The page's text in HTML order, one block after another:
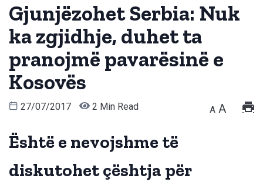
Gjunjëzohet Serbia: Nuk
ka zgjidhje, duhet ta
pranojmë pavarësinë e
Kosovës
27/07/2017 2 Min Read A A
Është e nevojshme të
diskutohet çështja për